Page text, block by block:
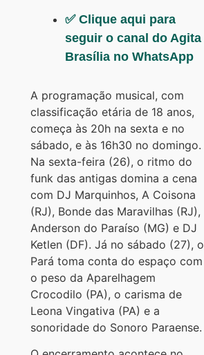
✅ Clique aqui para
seguir o canal do Agita
Brasília no WhatsApp
A programação musical, com
classificação etária de 18 anos,
começa às 20h na sexta e no
sábado, e às 16h30 no domingo.
Na sexta-feira (26), o ritmo do
funk das antigas domina a cena
com DJ Marquinhos, A Coisona
(RJ), Bonde das Maravilhas (RJ),
Anderson do Paraíso (MG) e DJ
Ketlen (DF). Já no sábado (27), o
Pará toma conta do espaço com
o peso da Aparelhagem
Crocodilo (PA), o carisma de
Leona Vingativa (PA) e a
sonoridade do Sonoro Paraense.